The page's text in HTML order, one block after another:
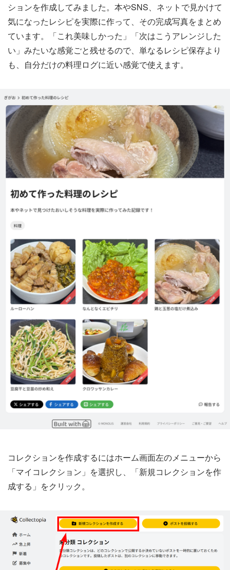
ションを作成してみました。本やSNS、ネットで見かけて
気になったレシピを実際に作って、その完成写真をまとめ
ています。「これ美味しかった」「次はこうアレンジした
い」みたいな感覚ごと残せるので、単なるレシピ保存より
も、自分だけの料理ログに近い感覚で使えます。
コレクションを作成するにはホーム画面左のメニューから
「マイコレクション」を選択し、「新規コレクションを作
成する」をクリック。